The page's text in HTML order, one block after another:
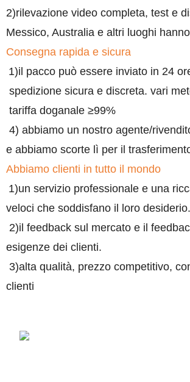
2)rilevazione video completa, test e
Messico, Australia e altri luoghi
Consegna rapida e sicura
1)il pacco può essere inviato in 24
spedizione sicura e discreta. vari
tariffa doganale ≥99%
4) abbiamo un nostro agente/
e abbiamo scorte lì per il
Abbiamo clienti in tutto il mondo
1)un servizio professionale e una
veloci che soddisfano il loro desiderio.
2)il feedback sul mercato e il
esigenze dei clienti.
3)alta qualità, prezzo competitivo,
clienti